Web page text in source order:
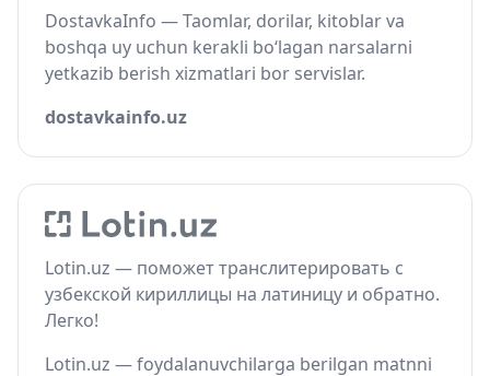
DostavkaInfo — Taomlar, dorilar, kitoblar va
boshqa uy uchun kerakli bo‘lagan narsalarni
yetkazib berish xizmatlari bor servislar.
dostavkainfo.uz
Lotin.uz — поможет транслитерировать с
узбекской кириллицы на латиницу и обратно.
Легко!
Lotin.uz — foydalanuvchilarga berilgan matnni